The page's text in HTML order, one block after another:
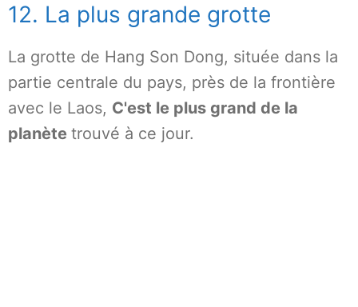
12. La plus grande grotte
La grotte de Hang Son Dong, située dans la
partie centrale du pays, près de la frontière
avec le Laos, C'est le plus grand de la
planète trouvé à ce jour.